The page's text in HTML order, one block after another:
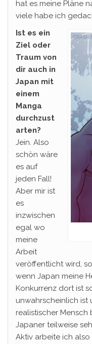
hat es meine Pläne
viele habe ich
Ist es ein
Ziel oder
Traum von
dir auch in
Japan mit
einem
Manga
durchzust
arten?
Jein. Also
schön wäre
es auf
jeden Fall!
Aber mir ist
es
inzwischen
egal wo
meine
Arbeit
veröffentlicht wird,
wenn Japan meine
Konkurrenz dort ist
unwahrscheinlich ist
realistischer Mensch
Japaner teilweise
Aktiv arbeite ich